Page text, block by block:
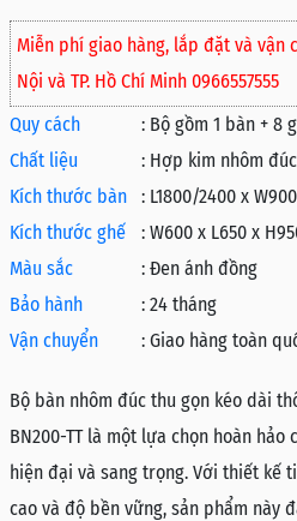
Miễn phí giao hàng, lắp đặt và vận
Nội và TP. Hồ Chí Minh 0966557555
Quy cách
: Bộ gồm 1 bàn + 8
Chất liệu
: Hợp kim nhôm
Kích thước bàn
: L1800/2400 x
Kích thước ghế
: W600 x L650 x
Màu sắc
: Đen ánh đồng
Bảo hành
: 24 tháng
Vận chuyển
: Giao hàng toàn
Bộ bàn nhôm đúc thu gọn kéo dài
BN200-TT là một lựa chọn hoàn
hiện đại và sang trọng. Với thiết kế
cao và độ bền vững, sản phẩm này